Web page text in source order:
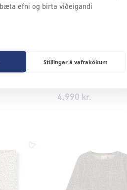
efni og birta viðeigandi
Stillingar á vafrakökum
ENGLABÖRNIN
4.990 kr.